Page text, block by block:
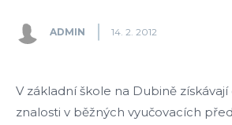
ADMIN 14. 2. 2012
V základní škole na Dubině
znalosti v běžných vyučovacích